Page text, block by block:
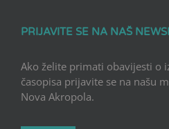
PRIJAVITE SE NA NAŠ
Ako želite primati obavijesti o
časopisa prijavite se na našu
Nova Akropola.